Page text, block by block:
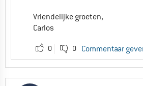
Vriendelijke groeten,
Carlos
0 0 Commentaar